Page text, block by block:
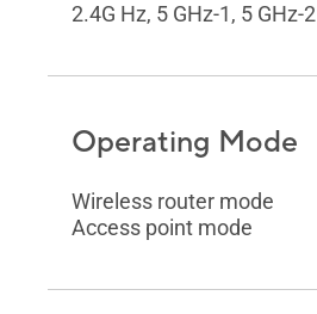
2.4G Hz, 5 GHz-1, 5 GHz-2
Operating Mode
Wireless router mode
Access point mode